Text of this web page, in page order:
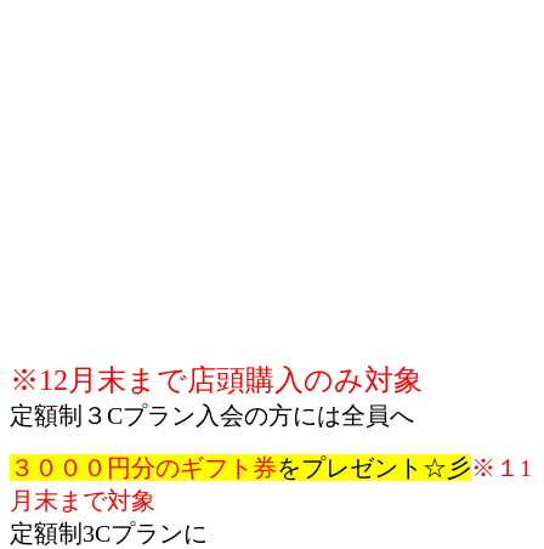
※12月末まで店頭購入のみ対象
定額制３Cプラン入会の方には全員へ
３０００円分のギフト券をプレゼント☆彡※１1
月末まで対象
定額制3Cプランに